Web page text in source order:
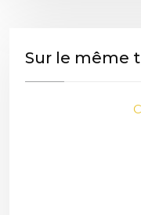
Sur le même